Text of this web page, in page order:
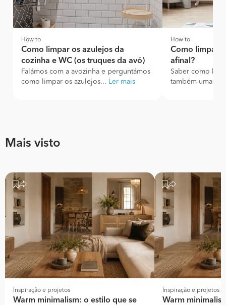
How to
Como limpar os azulejos da
cozinha e WC (os truques da avó)
Falámos com a avozinha e perguntámos
como limpar os azulejos... Ler mais
How to
Como limpar
afinal?
Saber como
também uma
Mais visto
Inspiração e projetos
Warm minimalism: o estilo que se
Inspiração e projetos
Warm